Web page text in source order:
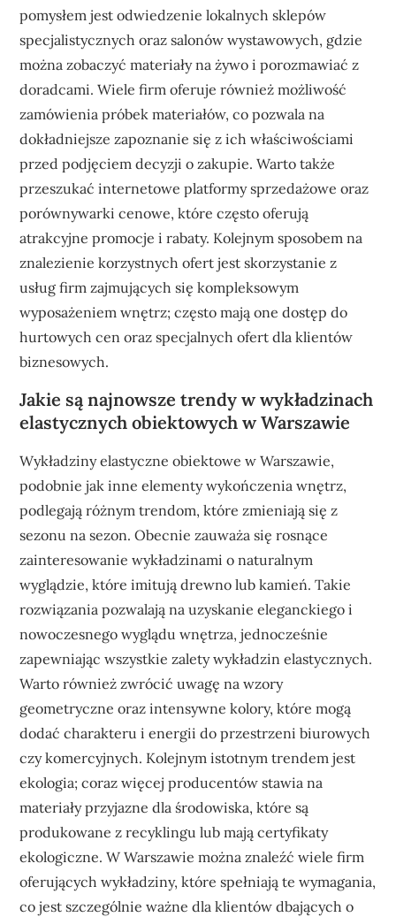
pomysłem jest odwiedzenie lokalnych sklepów
specjalistycznych oraz salonów wystawowych, gdzie
można zobaczyć materiały na żywo i porozmawiać z
doradcami. Wiele firm oferuje również możliwość
zamówienia próbek materiałów, co pozwala na
dokładniejsze zapoznanie się z ich właściwościami
przed podjęciem decyzji o zakupie. Warto także
przeszukać internetowe platformy sprzedażowe oraz
porównywarki cenowe, które często oferują
atrakcyjne promocje i rabaty. Kolejnym sposobem na
znalezienie korzystnych ofert jest skorzystanie z
usług firm zajmujących się kompleksowym
wyposażeniem wnętrz; często mają one dostęp do
hurtowych cen oraz specjalnych ofert dla klientów
biznesowych.
Jakie są najnowsze trendy w wykładzinach
elastycznych obiektowych w Warszawie
Wykładziny elastyczne obiektowe w Warszawie,
podobnie jak inne elementy wykończenia wnętrz,
podlegają różnym trendom, które zmieniają się z
sezonu na sezon. Obecnie zauważa się rosnące
zainteresowanie wykładzinami o naturalnym
wyglądzie, które imitują drewno lub kamień. Takie
rozwiązania pozwalają na uzyskanie eleganckiego i
nowoczesnego wyglądu wnętrza, jednocześnie
zapewniając wszystkie zalety wykładzin elastycznych.
Warto również zwrócić uwagę na wzory
geometryczne oraz intensywne kolory, które mogą
dodać charakteru i energii do przestrzeni biurowych
czy komercyjnych. Kolejnym istotnym trendem jest
ekologia; coraz więcej producentów stawia na
materiały przyjazne dla środowiska, które są
produkowane z recyklingu lub mają certyfikaty
ekologiczne. W Warszawie można znaleźć wiele firm
oferujących wykładziny, które spełniają te wymagania,
co jest szczególnie ważne dla klientów dbających o